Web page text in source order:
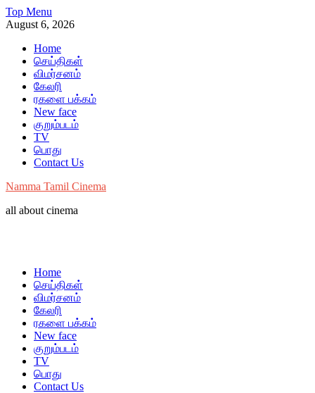
Skip
to
Top Menu
August 6, 2026
Home
செய்திகள்
விமர்சனம்
கேலரி
ரகளை பக்கம்
New face
குறும்படம்
TV
பொது
Contact Us
Namma Tamil Cinema
all about cinema
Home
செய்திகள்
விமர்சனம்
கேலரி
ரகளை பக்கம்
New face
குறும்படம்
TV
பொது
Contact Us